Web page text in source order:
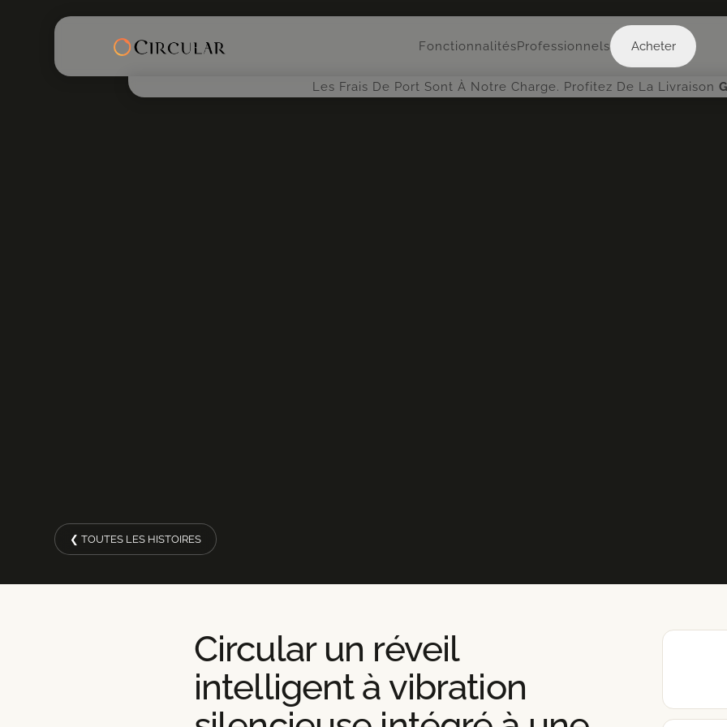
FonctionnalitésProfessionnels
Acheter
Acheter
Les Frais De Port Sont À Notre Charge. Profitez De La Livraison
❮ TOUTES LES HISTOIRES
Circular un réveil
intelligent à vibration